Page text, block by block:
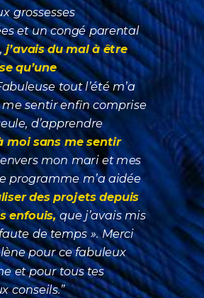
grossesses
et un congé parental
j’avais du mal à être
qu’une
tout l’été m’a
sentir enfin comprise
d’apprendre
moi sans me sentir
mon mari et mes
programme m’a aidée
des projets depuis
enfouis,que j’avais mis
de temps ». Merci
pour ce fabuleux
et pour tous tes
conseils.”